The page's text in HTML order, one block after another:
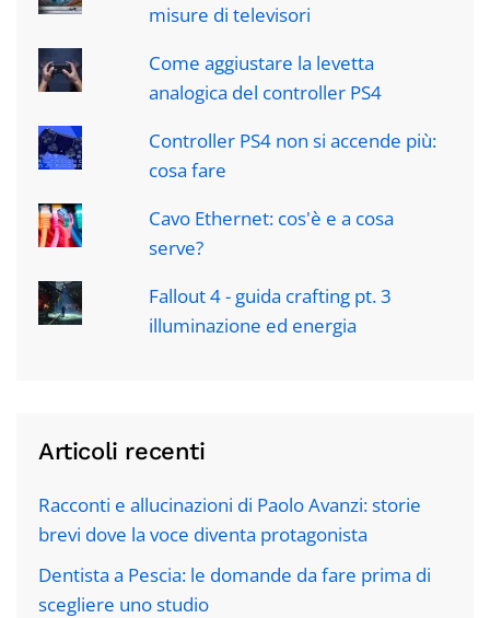
misure di televisori
Come aggiustare la levetta
analogica del controller PS4
Controller PS4 non si accende più:
cosa fare
Cavo Ethernet: cos'è e a cosa
serve?
Fallout 4 - guida crafting pt. 3
illuminazione ed energia
Articoli recenti
Racconti e allucinazioni di Paolo Avanzi: storie
brevi dove la voce diventa protagonista
Dentista a Pescia: le domande da fare prima di
scegliere uno studio